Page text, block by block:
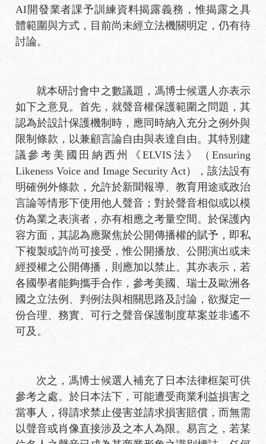
AI開發業者課予訓練資料揭露義務，惟揭露之具
體範圍與方式，目前尚未經立法機關明定，仍有待
討論。
就本研討會中之數議題，馮博士候選人亦表示
如下之意見。首先，就聲音權保護範圍之問題，其
認為於設計保護機制時，應同時納入充分之例外與
限制條款，以兼顧言論自由與表達自由。其特別建
議參考美國田納西州《ELVIS法》（Ensuring
Likeness Voice and Image Security Act），該法設有
明確例外條款，允許於新聞報導、教育用途或政治
言論等情形下使用他人聲音；對於聲音相似或以模
仿為業之表演者，亦有相應之考量空間。於保護內
容方面，其認為應聚焦於公開傳播權的賦予，即私
下複製或許尚可接受，惟公開播放、公開演出或未
經授權之公開傳播，則應加以禁止。其亦表示，若
各國學者能夠攜手合作，參考美國、瑞士及歐洲各
國之立法例、判例法與相關思路及討論，欲擬定一
份合理、務實、可行之聲音保護制度草案並非遙不
可及。
次之，馮博士候選人補充了日本法律框架可供
參考之處。於日本法下，可能遭受商業利益損害之
當事人，得請求禁止侵害並請求損害賠償，而無需
以聲音或肖像直接涉及之本人為限。易言之，若某